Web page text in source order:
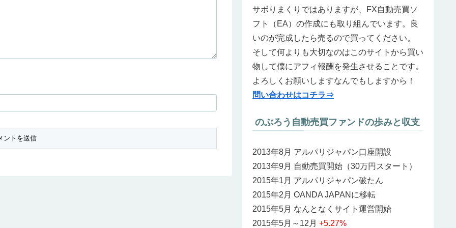
サボりまくりではありますが、FX自動売買ソ
フト（EA）の作成にも取り組んでいます。良
いのが完成したら売るので買ってください。
そして何よりも大切なのはこのサイトから買い
物して僕にアフィ報酬を発生させることです。
よろしくお願いしますなんでもしますから！
問い合わせはコチラ⇒
のぶろう自動売買ファンドの歩みと収支
2013年8月 アルパリジャパン口座開設
2013年9月 自動売買開始（30万円スタート）
2015年1月 アルパリジャパン破たん
2015年2月 OANDA JAPANに移転
2015年5月 なんとなくサイト運営開始
2015年5月～12月 +5.27%